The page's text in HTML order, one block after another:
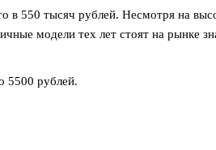
в 550 тысяч рублей. Несмотря на
модели тех лет стоят на рынке
5500 рублей.